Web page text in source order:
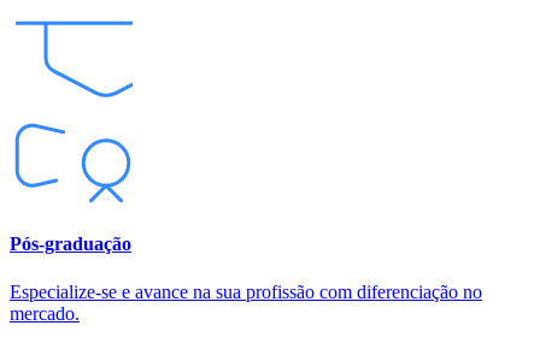
Pós-graduação
Especialize-se e avance na sua profissão com diferenciação no
mercado.